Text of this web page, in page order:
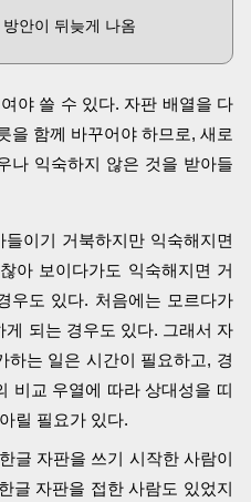
안이 뒤늦게 나옴
야 쓸 수 있다. 자판 배열을 다
을 함께 바꾸어야 하므로, 새로
나 익숙하지 않은 것을 받아들
이기 거북하지만 익숙해지면
아 보이다가도 익숙해지면 거
우도 있다. 처음에는 모르다가
되는 경우도 있다. 그래서 자
하는 일은 시간이 필요하고, 경
비교 우열에 따라 상대성을 띠
릴 필요가 있다.
글 자판을 쓰기 시작한 사람이
글 자판을 접한 사람도 있었지